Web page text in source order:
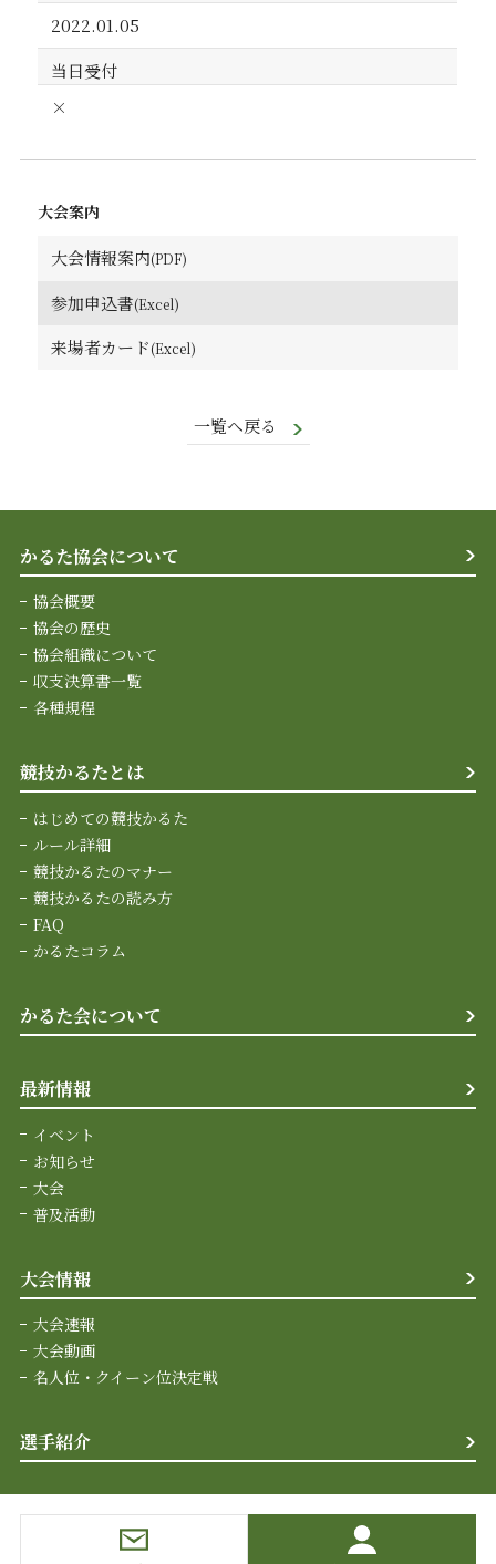
2022.01.05
当日受付
×
大会案内
大会情報案内
参加申込書
来場者カード
一覧へ戻る
かるた協会について
協会概要
協会の歴史
協会組織について
収支決算書一覧
各種規程
競技かるたとは
はじめての競技かるた
ルール詳細
競技かるたのマナー
競技かるたの読み方
FAQ
かるたコラム
かるた会について
最新情報
イベント
お知らせ
大会
普及活動
大会情報
大会速報
大会動画
名人位・クイーン位決定戦
選手紹介